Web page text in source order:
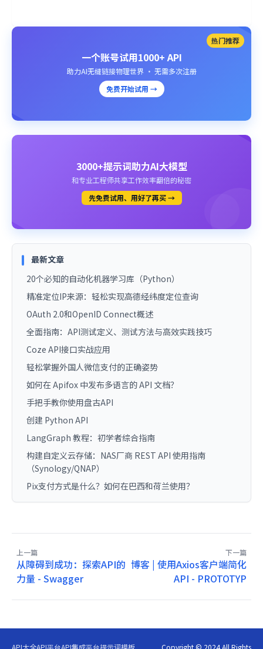
热门推荐
一个账号试用1000+ API
助力AI无缝链接物理世界 · 无需多次注册
免费开始试用 →
3000+提示词助力AI大模型
和专业工程师共享工作效率翻倍的秘密
先免费试用、用好了再买 →
最新文章
20个必知的自动化机器学习库（Python）
精准定位IP来源：轻松实现高德经纬度定位查询
OAuth 2.0和OpenID Connect概述
全面指南：API测试定义、测试方法与高效实践技巧
Coze API接口实战应用
轻松掌握外国人微信支付的正确姿势
如何在 Apifox 中发布多语言的 API 文档？
手把手教你使用盘古API
创建 Python API
LangGraph 教程：初学者综合指南
构建自定义云存储：NAS厂商 REST API 使用指南
（Synology/QNAP）
Pix支付方式是什么？如何在巴西和荷兰使用？
上一篇
从障碍到成功：探索API的
力量 - Swagger
下一篇
博客 | 使用Axios客户端简化
API - PROTOTYP
API大全API平台API集成平台提示词模板 Copyright © 2024 All Rights